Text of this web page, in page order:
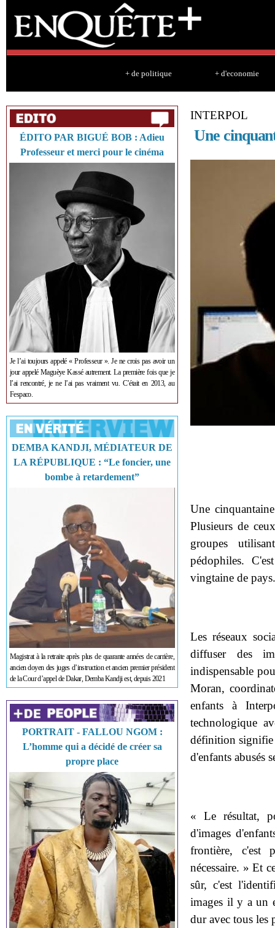
+ de politique + d'economie
ÉDITO PAR BIGUÉ BOB : Adieu
Professeur et merci pour le cinéma
Je l’ai toujours appelé « Professeur ». Je ne crois pas avoir un
jour appelé Maguèye Kassé autrement. La première fois que je
l’ai rencontré, je ne l’ai pas vraiment vu. C’était en 2013, au
Fespaco.
DEMBA KANDJI, MÉDIATEUR DE
LA RÉPUBLIQUE : “Le foncier, une
bombe à retardement”
Magistrat à la retraite après plus de quarante années de carrière,
ancien doyen des juges d’instruction et ancien premier président
de la Cour d’appel de Dakar, Demba Kandji est, depuis 2021
PORTRAIT - FALLOU NGOM :
L’homme qui a décidé de créer sa
propre place
INTERPOL
Une
Une
Plusieurs de
groupes
pédophiles.
vingtaine de pays.
Les réseaux
diffuser des
indispensable
Moran,
enfants à
technologique
définition signifie
d'enfants abusés
« Le résultat,
d'images
frontière, c'est
nécessaire. » Et
sûr, c'est
images il y a un
dur avec tous les